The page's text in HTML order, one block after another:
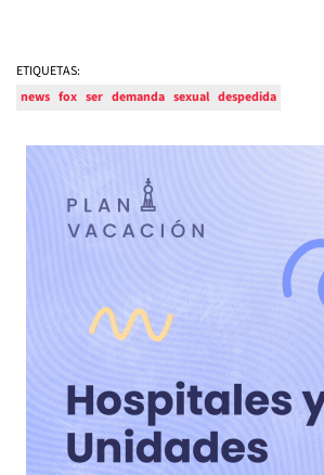
ETIQUETAS:
news fox ser demanda sexual despedida